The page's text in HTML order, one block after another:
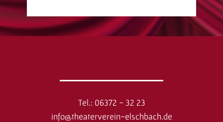
Tel.: 06372 - 32 23
info@theaterverein-elschbach.de